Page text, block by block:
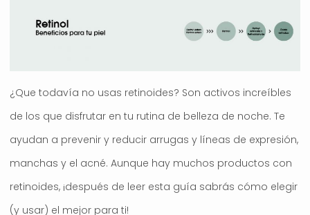
¿Que todavía no usas retinoides? Son activos increíbles
de los que disfrutar en tu rutina de belleza de noche. Te
ayudan a prevenir y reducir arrugas y líneas de expresión,
manchas y el acné. Aunque hay muchos productos con
retinoides, ¡después de leer esta guía sabrás cómo elegir
(y usar) el mejor para ti!